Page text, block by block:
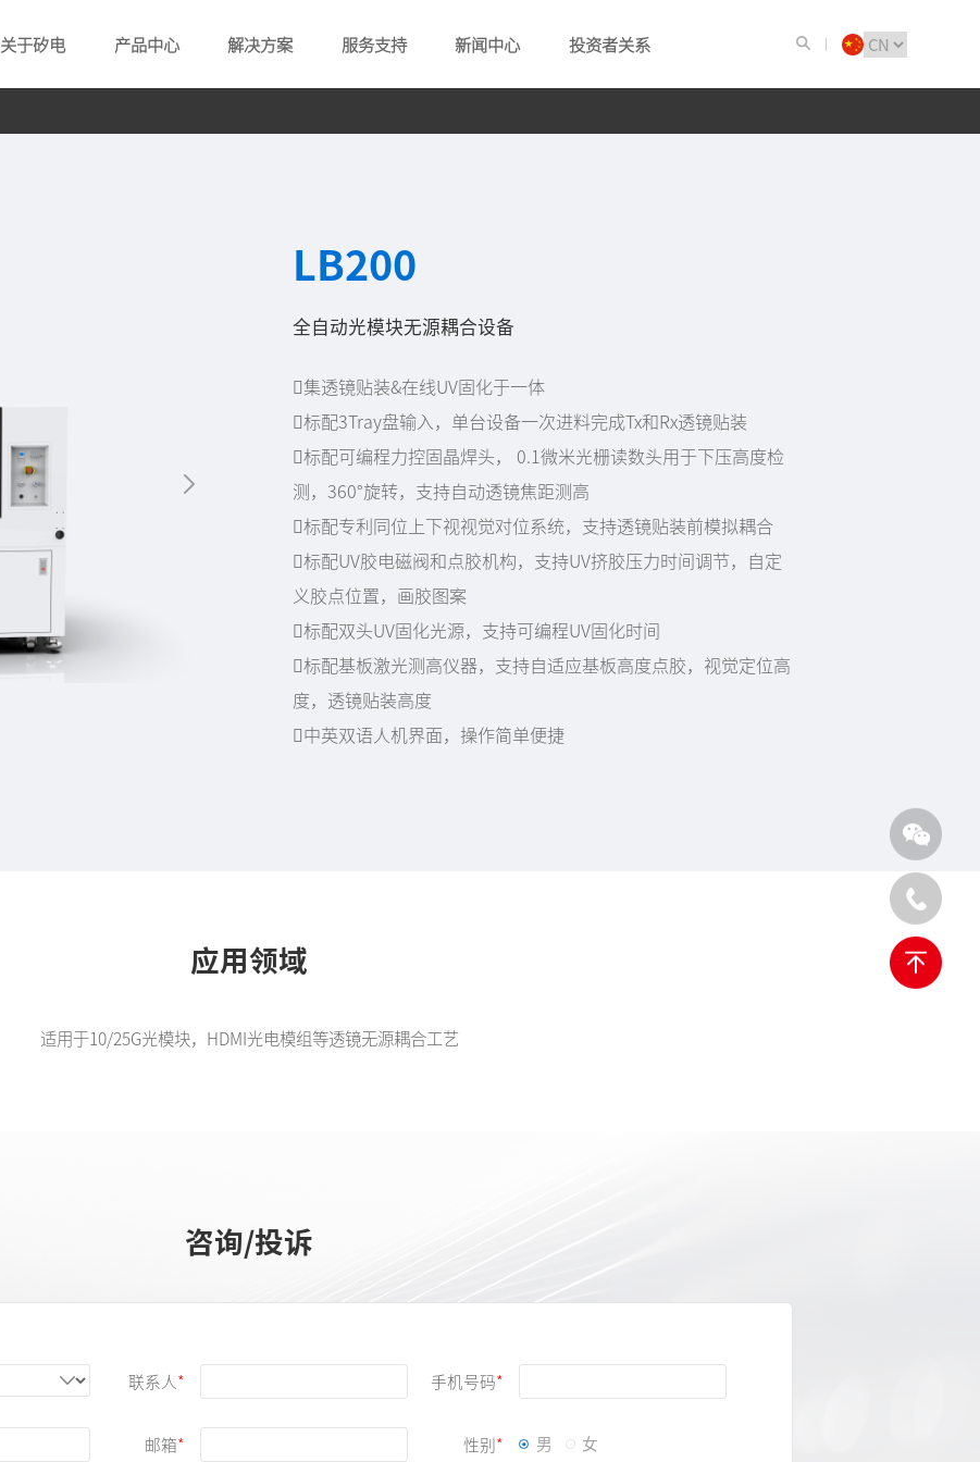
关于矽电 产品中心 解决方案 服务支持 新闻中心 投资者关系
LB200
全自动光模块无源耦合设备
集透镜贴装&在线UV固化于一体
标配3Tray盘输入，单台设备一次进料完成Tx和Rx透镜贴装
标配可编程力控固晶焊头， 0.1微米光栅读数头用于下压高度检
测，360°旋转，支持自动透镜焦距测高
标配专利同位上下视视觉对位系统，支持透镜贴装前模拟耦合
标配UV胶电磁阀和点胶机构，支持UV挤胶压力时间调节，自定
义胶点位置，画胶图案
标配双头UV固化光源，支持可编程UV固化时间
标配基板激光测高仪器，支持自适应基板高度点胶，视觉定位高
度，透镜贴装高度
中英双语人机界面，操作简单便捷
应用领域
适用于10/25G光模块，HDMI光电模组等透镜无源耦合工艺
咨询/投诉
联系人 手机号码
邮箱 性别 男 女